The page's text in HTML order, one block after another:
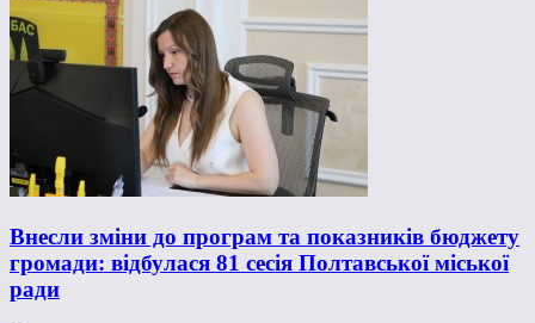
Внесли зміни до програм та показників бюджету
громади: відбулася 81 сесія Полтавської міської
ради